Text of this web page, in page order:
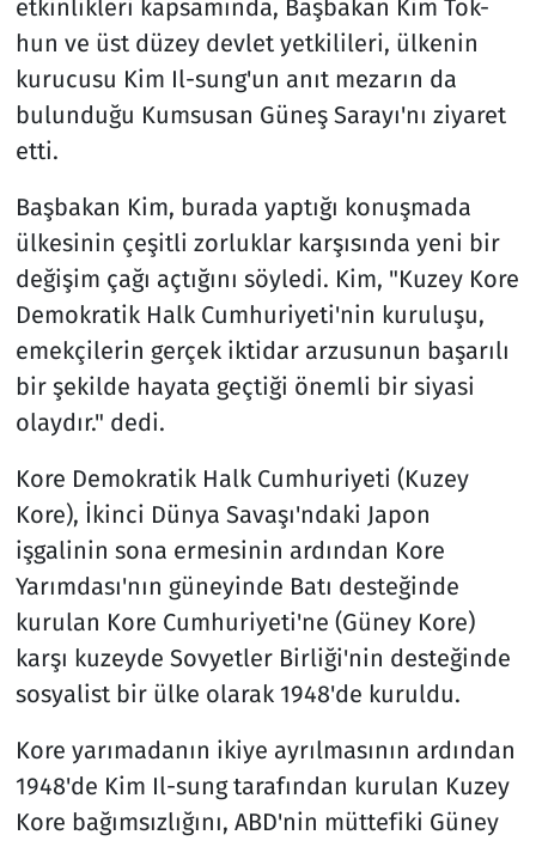
etkinlikleri kapsamında, Başbakan Kim Tok-
hun ve üst düzey devlet yetkilileri, ülkenin
kurucusu Kim Il-sung'un anıt mezarın da
bulunduğu Kumsusan Güneş Sarayı'nı ziyaret
etti.
Başbakan Kim, burada yaptığı konuşmada
ülkesinin çeşitli zorluklar karşısında yeni bir
değişim çağı açtığını söyledi. Kim, "Kuzey Kore
Demokratik Halk Cumhuriyeti'nin kuruluşu,
emekçilerin gerçek iktidar arzusunun başarılı
bir şekilde hayata geçtiği önemli bir siyasi
olaydır." dedi.
Kore Demokratik Halk Cumhuriyeti (Kuzey
Kore), İkinci Dünya Savaşı'ndaki Japon
işgalinin sona ermesinin ardından Kore
Yarımdası'nın güneyinde Batı desteğinde
kurulan Kore Cumhuriyeti'ne (Güney Kore)
karşı kuzeyde Sovyetler Birliği'nin desteğinde
sosyalist bir ülke olarak 1948'de kuruldu.
Kore yarımadanın ikiye ayrılmasının ardından
1948'de Kim Il-sung tarafından kurulan Kuzey
Kore bağımsızlığını, ABD'nin müttefiki Güney
Spor
Teknoloji ve Bilim
Televizyon